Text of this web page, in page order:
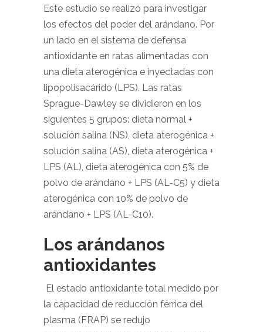
Este estudio se realizó para investigar
los efectos del poder del arándano. Por
un lado en el sistema de defensa
antioxidante en ratas alimentadas con
una dieta aterogénica e inyectadas con
lipopolisacárido (LPS). Las ratas
Sprague-Dawley se dividieron en los
siguientes 5 grupos: dieta normal +
solución salina (NS), dieta aterogénica +
solución salina (AS), dieta aterogénica +
LPS (AL), dieta aterogénica con 5% de
polvo de arándano + LPS (AL-C5) y dieta
aterogénica con 10% de polvo de
arándano + LPS (AL-C10).
Los arándanos
antioxidantes
El estado antioxidante total medido por
la capacidad de reducción férrica del
plasma (FRAP) se redujo